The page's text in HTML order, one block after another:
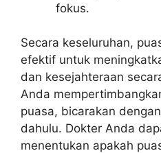
fokus.
Secara keseluruhan,
efektif untuk
dan kesejahteraan
Anda
puasa, bicarakan
dahulu. Dokter Anda
menentukan apakah